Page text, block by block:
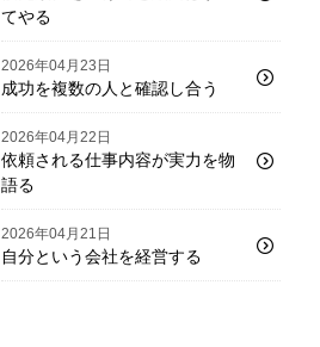
てやる
2026年04月23日
成功を複数の人と確認し合う
2026年04月22日
依頼される仕事内容が実力を物
語る
2026年04月21日
自分という会社を経営する